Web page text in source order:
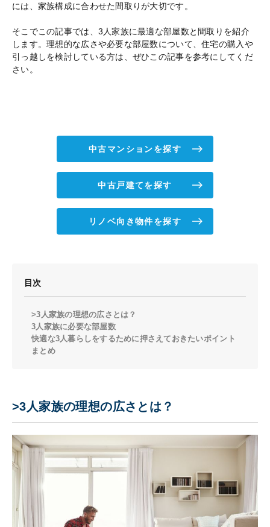
には、家族構成に合わせた間取りが大切です。
そこでこの記事では、3人家族に最適な部屋数と間取りを紹介
します。理想的な広さや必要な部屋数について、住宅の購入や
引っ越しを検討している方は、ぜひこの記事を参考にしてくだ
さい。
中古マンションを探す
中古戸建てを探す
リノベ向き物件を探す
目次
>3人家族の理想の広さとは？
3人家族に必要な部屋数
快適な3人暮らしをするために押さえておきたいポイント
まとめ
>3人家族の理想の広さとは？